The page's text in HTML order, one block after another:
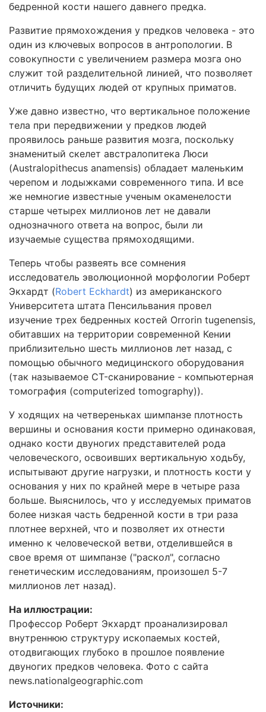
бедренной кости нашего давнего предка.
Развитие прямохождения у предков человека - это
один из ключевых вопросов в антропологии. В
совокупности с увеличением размера мозга оно
служит той разделительной линией, что позволяет
отличить будущих людей от крупных приматов.
Уже давно известно, что вертикальное положение
тела при передвижении у предков людей
проявилось раньше развития мозга, поскольку
знаменитый скелет австралопитека Люси
(Australopithecus anamensis) обладает маленьким
черепом и лодыжками современного типа. И все
же немногие известные ученым окаменелости
старше четырех миллионов лет не давали
однозначного ответа на вопрос, были ли
изучаемые существа прямоходящими.
Теперь чтобы развеять все сомнения
исследователь эволюционной морфологии Роберт
Экхардт (Robert Eckhardt) из американского
Университета штата Пенсильвания провел
изучение трех бедренных костей Orrorin tugenensis,
обитавших на территории современной Кении
приблизительно шесть миллионов лет назад, с
помощью обычного медицинского оборудования
(так называемое CT-сканирование - компьютерная
томография (computerized tomography)).
У ходящих на четвереньках шимпанзе плотность
вершины и основания кости примерно одинаковая,
однако кости двуногих представителей рода
человеческого, освоивших вертикальную ходьбу,
испытывают другие нагрузки, и плотность кости у
основания у них по крайней мере в четыре раза
больше. Выяснилось, что у исследуемых приматов
более низкая часть бедренной кости в три раза
плотнее верхней, что и позволяет их отнести
именно к человеческой ветви, отделившейся в
свое время от шимпанзе ("раскол", согласно
генетическим исследованиям, произошел 5-7
миллионов лет назад).
На иллюстрации:
Профессор Роберт Экхардт проанализировал
внутреннюю структуру ископаемых костей,
отодвигающих глубоко в прошлое появление
двуногих предков человека. Фото с сайта
news.nationalgeographic.com
Источники: